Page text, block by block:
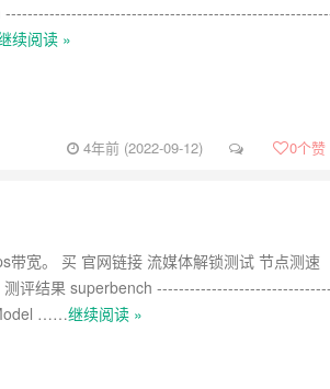
续阅读 »
4年前 (2022-09-12) 0个赞
带宽。 买 官网链接 流媒体解锁测试 节点测速
测评结果 superbench
……继续阅读 »